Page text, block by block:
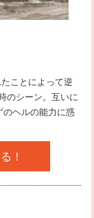
ことによって逆
のシーン。互いに
のヘルの能力に惑
！